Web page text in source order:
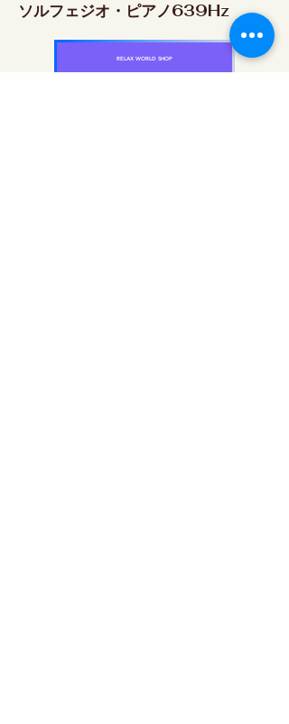
ソルフェジオ・ピアノ639Hz
RELAX WORLD SHOP